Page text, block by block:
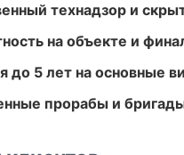
технадзор и
на объекте и
до 5 лет на основные
прорабы и